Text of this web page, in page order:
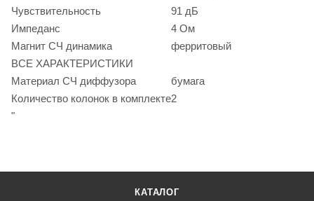
Чувствительность
91 дБ
Импеданс
4 Ом
Магнит СЧ динамика
ферритовый
ВСЕ ХАРАКТЕРИСТИКИ
Материал СЧ диффузора
бумага
Количество колонок в комплекте2
"
КАТАЛОГ